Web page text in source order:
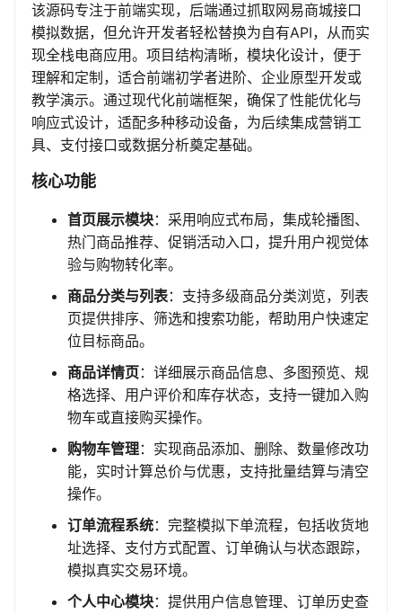
该源码专注于前端实现，后端通过抓取网易商城接口
模拟数据，但允许开发者轻松替换为自有API，从而实
现全栈电商应用。项目结构清晰，模块化设计，便于
理解和定制，适合前端初学者进阶、企业原型开发或
教学演示。通过现代化前端框架，确保了性能优化与
响应式设计，适配多种移动设备，为后续集成营销工
具、支付接口或数据分析奠定基础。
核心功能
首页展示模块：采用响应式布局，集成轮播图、
热门商品推荐、促销活动入口，提升用户视觉体
验与购物转化率。
商品分类与列表：支持多级商品分类浏览，列表
页提供排序、筛选和搜索功能，帮助用户快速定
位目标商品。
商品详情页：详细展示商品信息、多图预览、规
格选择、用户评价和库存状态，支持一键加入购
物车或直接购买操作。
购物车管理：实现商品添加、删除、数量修改功
能，实时计算总价与优惠，支持批量结算与清空
操作。
订单流程系统：完整模拟下单流程，包括收货地
址选择、支付方式配置、订单确认与状态跟踪，
模拟真实交易环境。
个人中心模块：提供用户信息管理、订单历史查